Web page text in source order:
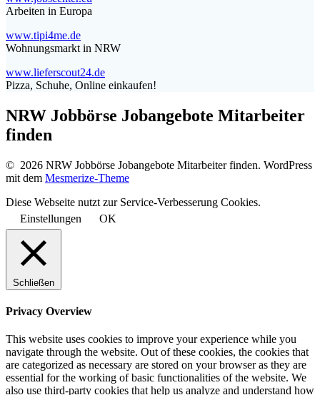
Arbeiten in Europa
www.tipi4me.de
Wohnungsmarkt in NRW
www.lieferscout24.de
Pizza, Schuhe, Online einkaufen!
NRW Jobbörse Jobangebote Mitarbeiter
finden
© 2026 NRW Jobbörse Jobangebote Mitarbeiter finden. WordPress
mit dem Mesmerize-Theme
Diese Webseite nutzt zur Service-Verbesserung Cookies.
Einstellungen
OK
Schließen
Privacy Overview
This website uses cookies to improve your experience while you
navigate through the website. Out of these cookies, the cookies that
are categorized as necessary are stored on your browser as they are
essential for the working of basic functionalities of the website. We
also use third-party cookies that help us analyze and understand how